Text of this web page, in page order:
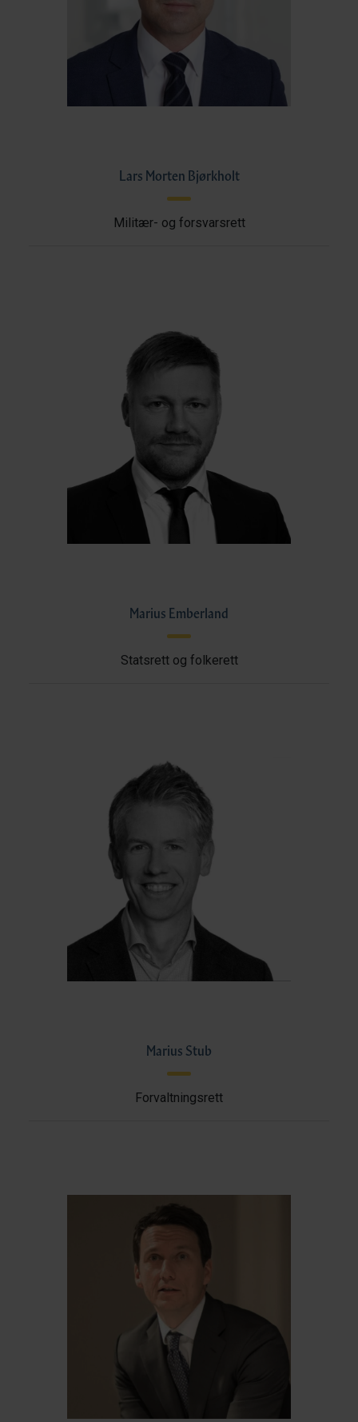
Lars Morten Bjørkholt
Militær- og forsvarsrett
Marius Emberland
Statsrett og folkerett
Marius Stub
Forvaltningsrett